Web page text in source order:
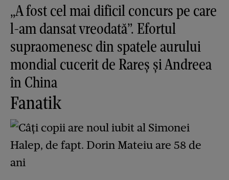
„A fost cel mai dificil concurs pe care
l-am dansat vreodată”. Efortul
supraomenesc din spatele aurului
mondial cucerit de Rareș și Andreea
în China
Fanatik